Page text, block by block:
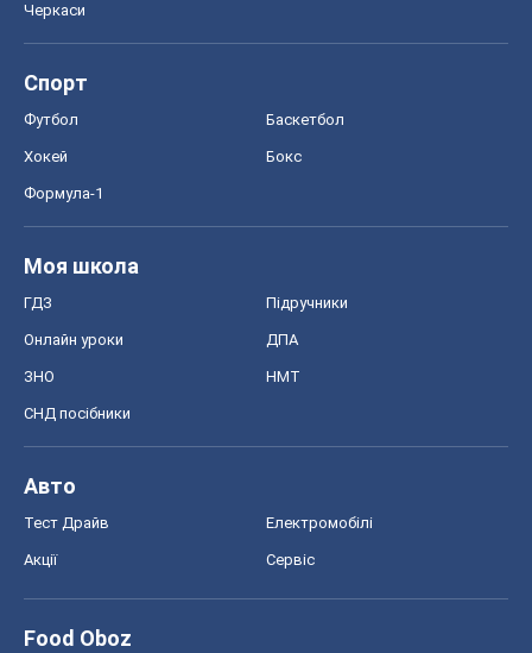
Черкаси
Спорт
Футбол Баскетбол
Хокей Бокс
Формула-1
Моя школа
ГДЗ Підручники
Онлайн уроки ДПА
ЗНО НМТ
СНД посібники
Авто
Тест Драйв Електромобілі
Акції Сервіс
Food Oboz